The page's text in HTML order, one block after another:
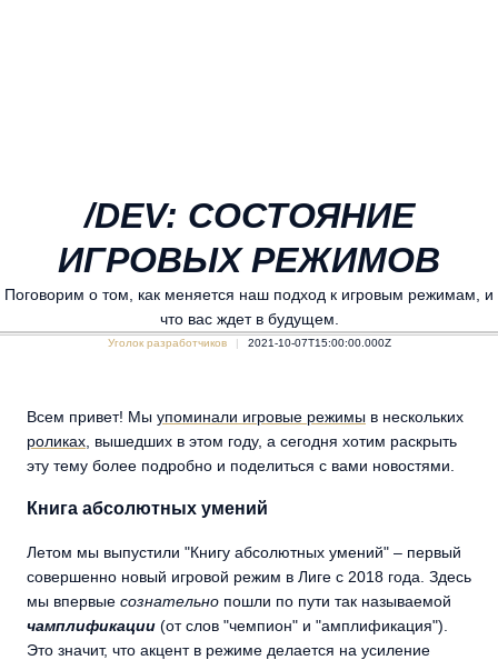
/DEV: СОСТОЯНИЕ
ИГРОВЫХ РЕЖИМОВ
Поговорим о том, как меняется наш подход к игровым режимам, и
что вас ждет в будущем.
Уголок разработчиков 2021-10-07T15:00:00.000Z
Всем привет! Мы упоминали игровые режимы в нескольких
роликах , вышедших в этом году, а сегодня хотим раскрыть
эту тему более подробно и поделиться с вами новостями.
Книга абсолютных умений
Летом мы выпустили "Книгу абсолютных умений" – первый
совершенно новый игровой режим в Лиге с 2018 года. Здесь
мы впервые сознательно пошли по пути так называемой
чамплификации (от слов "чемпион" и "амплификация").
Это значит, что акцент в режиме делается на усиление